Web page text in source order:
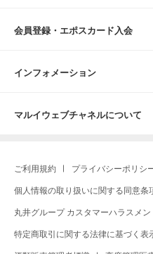
会員登録・エポスカード入会
インフォメーション
マルイウェブチャネルについて
ご利用規約 プライバシーポリシ
個人情報の取り扱いに関する同意条
丸井グループ カスタマーハラスメ
特定商取引に関する法律に基づく表